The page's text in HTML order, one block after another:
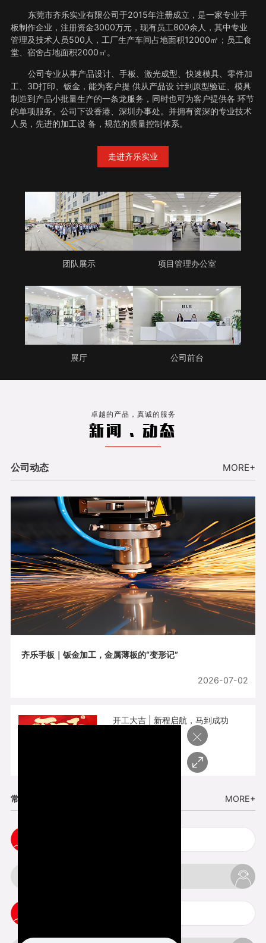
东莞市齐乐实业有限公司于2015年注册成立，是一家专业手
板制作企业，注册资金3000万元，现有员工800余人，其中专业
管理及技术人员500人，工厂生产车间占地面积12000㎡；员工食
堂、宿舍占地面积2000㎡。
公司专业从事产品设计、手板、激光成型、快速模具、零件加
工、3D打印、钣金，能为客户提 供从产品设 计到原型验证、模具
制造到产品小批量生产的一条龙服务，同时也可为客户提供各 环节
的单项服务。公司下设香港、深圳办事处。并拥有资深的专业技术
人员，先进的加工设 备，规范的质量控制体系。
走进齐乐实业
团队展示 项目管理办公室
展厅 公司前台
卓越的产品，真诚的服务
新闻 . 动态
公司动态 MORE+
齐乐手板｜钣金加工，金属薄板的“变形记”
2026-07-02
开工大吉 | 新程启航，马到成功
常见问题 MORE+
×